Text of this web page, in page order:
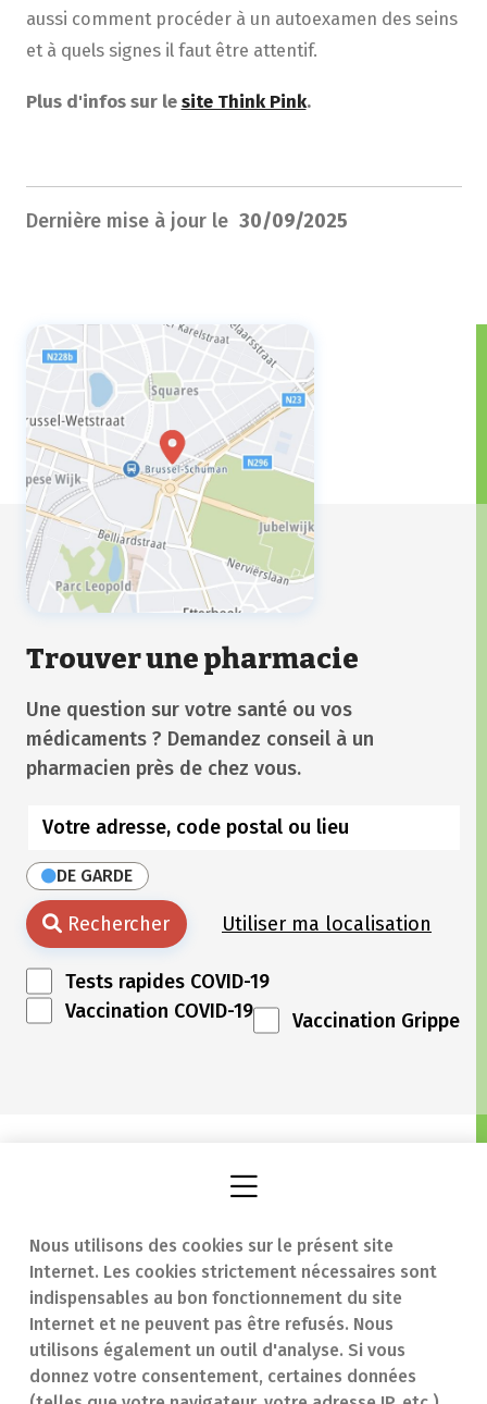
Nous utilisons des cookies sur le présent site
Internet. Les cookies strictement nécessaires sont
indispensables au bon fonctionnement du site
Internet et ne peuvent pas être refusés. Nous
utilisons également un outil d'analyse. Si vous
donnez votre consentement, certaines données
aussi comment procéder à un autoexamen des seins
et à quels signes il faut être attentif.
Plus d'infos sur le site Think Pink.
Dernière mise à jour le 30/09/2025
Trouver une pharmacie
Une question sur votre santé ou vos
médicaments ? Demandez conseil à un
pharmacien près de chez vous.
DE GARDE
Rechercher Utiliser ma localisation
Tests rapides COVID-19
Vaccination COVID-19
Vaccination Grippe
Trouver une
pharmacie
Notre expertise
En cas d'urgence
Contact
Questions